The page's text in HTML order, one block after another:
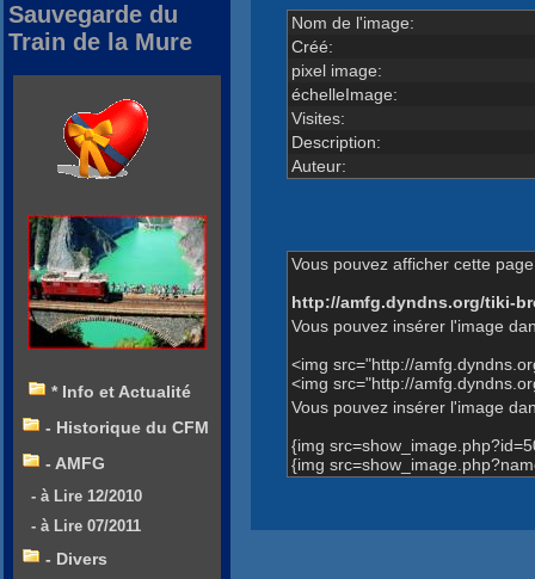
Nom de l'image:
Créé:
pixel image:
échelleImage:
Visites:
Description:
Auteur:
Vous pouvez afficher cette
http://amfg.dyndns.org/tiki-
Vous pouvez insérer l'image
<img src="http://
<img src="http://
Vous pouvez insérer l'image
{img
{img
Sauvegarde du
Train de la Mure
* Info et Actualité
- Historique du CFM
- AMFG
- à Lire 12/2010
- à Lire 07/2011
- Divers